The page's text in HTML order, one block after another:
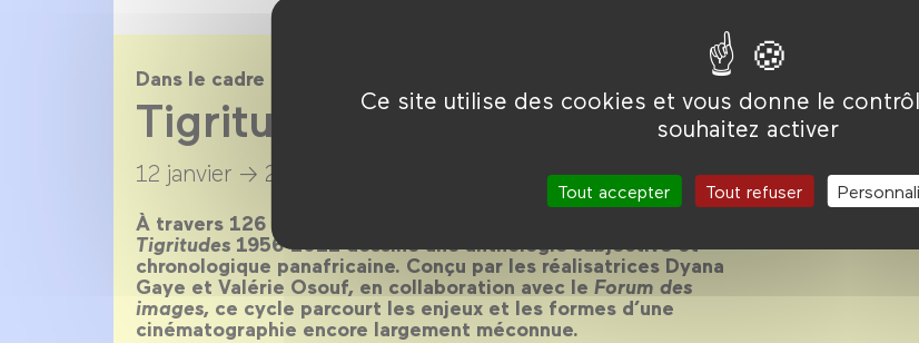
Ce site utilise des cookies et vous donne le
souhaitez activer
Tout accepter Tout refuser
Dans le cadre de
Tigritudes
12 janvier → 27 février 2022
À travers 126 films, 40 pays et 66 ans d’histoire de cinéma,
Tigritudes 1956-2021 dessine une anthologie subjective et
chronologique panafricaine. Conçu par les réalisatrices Dyana
Gaye et Valérie Osouf, en collaboration avec le Forum des
images, ce cycle parcourt les enjeux et les formes d’une
cinématographie encore largement méconnue.